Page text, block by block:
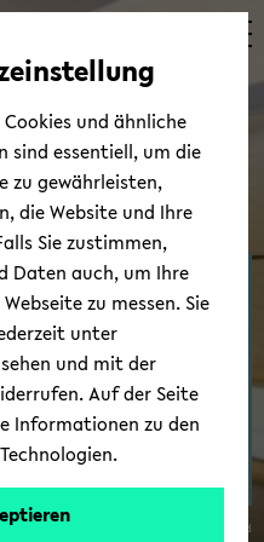
Ab­tei­lung Ge­schichts­wis­
sen­schaft
© Uni­ver­si­tät Bie­le­feld
und ähnliche
sind essentiell, um die
zu gewährleisten,
die Website und Ihre
Sie zustimmen,
Daten auch, um Ihre
zu messen. Sie
unter
und mit der
Auf der Seite
Informationen zu den